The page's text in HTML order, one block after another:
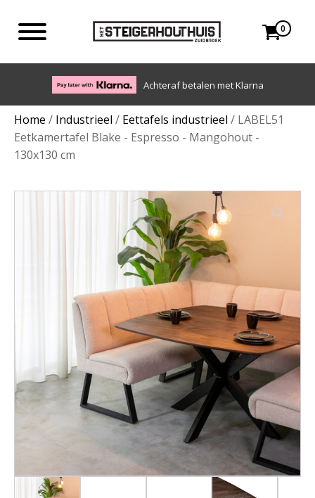
0
Eigen bezorgdienst in NL en BE. Afhalen ook mogelijk.
Home / Industrieel / Eettafels industrieel / LABEL51
Eetkamertafel Blake - Espresso - Mangohout -
130x130 cm